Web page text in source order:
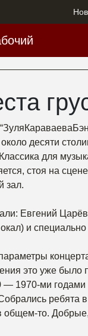
десяти
для
стоя на
зал.
Евгений
и
это уже
1970‑ми годами
ребята
то.